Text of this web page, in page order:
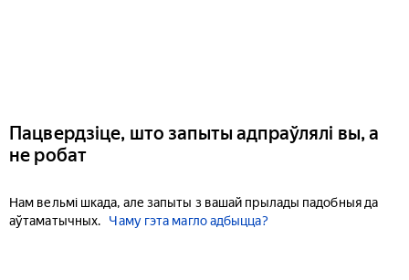
Пацвердзіце, што запыты адпраўлялі вы, а
не робат
Нам вельмі шкада, але запыты з вашай прылады падобныя да
аўтаматычных.
Чаму гэта магло адбыцца?